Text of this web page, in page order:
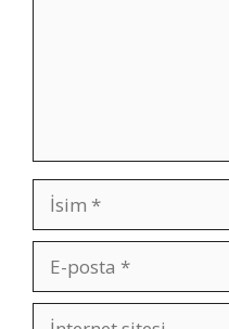
İsim
posta
İnternet